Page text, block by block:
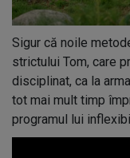
Sigur că noile
strictului Tom, care
disciplinat, ca la
tot mai mult timp
programul lui